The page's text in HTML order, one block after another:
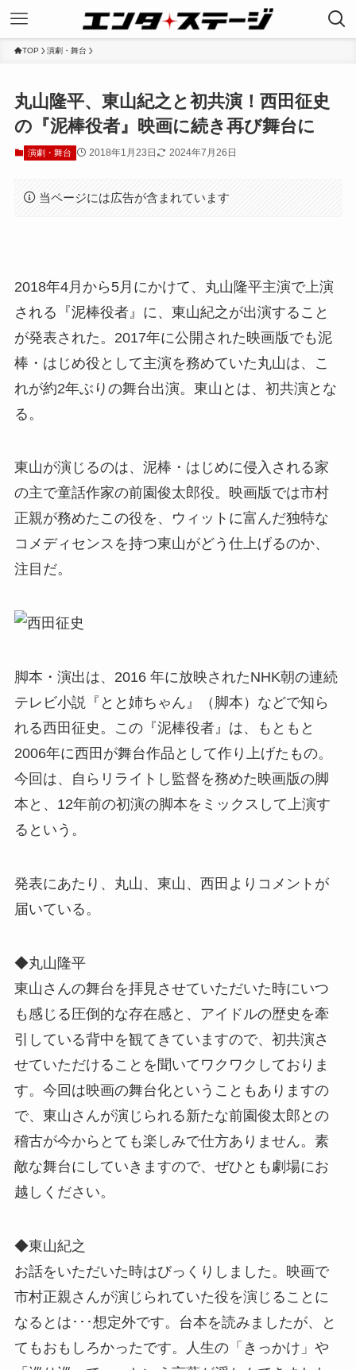
TOP 演劇・舞台
丸山隆平、東山紀之と初共演！西田征史
の『泥棒役者』映画に続き再び舞台に
演劇・舞台 2018年1月23日 2024年7月26日
当ページには広告が含まれています
2018年4月から5月にかけて、丸山隆平主演で上演
される『泥棒役者』に、東山紀之が出演すること
が発表された。2017年に公開された映画版でも泥
棒・はじめ役として主演を務めていた丸山は、こ
れが約2年ぶりの舞台出演。東山とは、初共演とな
る。
東山が演じるのは、泥棒・はじめに侵入される家
の主で童話作家の前園俊太郎役。映画版では市村
正親が務めたこの役を、ウィットに富んだ独特な
コメディセンスを持つ東山がどう仕上げるのか、
注目だ。
脚本・演出は、2016 年に放映されたNHK朝の連続
テレビ小説『とと姉ちゃん』（脚本）などで知ら
れる西田征史。この『泥棒役者』は、もともと
2006年に西田が舞台作品として作り上げたもの。
今回は、自らリライトし監督を務めた映画版の脚
本と、12年前の初演の脚本をミックスして上演す
るという。
発表にあたり、丸山、東山、西田よりコメントが
届いている。
◆丸山隆平
東山さんの舞台を拝見させていただいた時にいつ
も感じる圧倒的な存在感と、アイドルの歴史を牽
引している背中を観てきていますので、初共演さ
せていただけることを聞いてワクワクしておりま
す。今回は映画の舞台化ということもありますの
で、東山さんが演じられる新たな前園俊太郎との
稽古が今からとても楽しみで仕方ありません。素
敵な舞台にしていきますので、ぜひとも劇場にお
越しください。
◆東山紀之
お話をいただいた時はびっくりしました。映画で
市村正親さんが演じられていた役を演じることに
なるとは･･･想定外です。台本を読みましたが、と
てもおもしろかったです。人生の「きっかけ」や